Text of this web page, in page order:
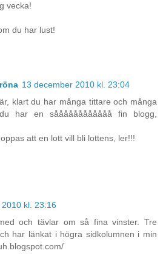
vecka!
du har lust!
13 december 2010 kl. 23:04
klart du har många tittare och många
har en såååååååååååå fin blogg,
att en lott vill bli lottens, ler!!!
kl. 23:16
och tävlar om så fina vinster. Tre
har länkat i högra sidkolumnen i min